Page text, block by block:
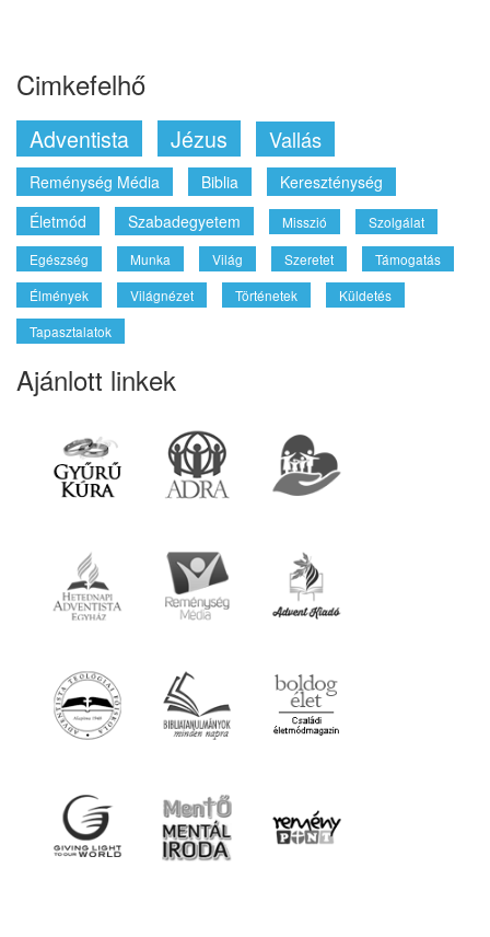
Cimkefelhő
Adventista Jézus Vallás
Reménység Média Biblia
Kereszténység
Életmód
Szabadegyetem Misszió
Szolgálat
Egészség
Munka Világ Szeretet
Támogatás
Élmények
Világnézet Történetek
Küldetés
Tapasztalatok
Ajánlott linkek